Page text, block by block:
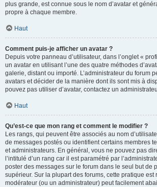
plus grande, est connue sous le nom d’avatar et
propre à chaque membre.
Haut
Comment puis-je afficher un avatar ?
Depuis votre panneau d’utilisateur, dans l’onglet «
un avatar en utilisant l’une des quatre méthodes
galerie, distant ou importé. L’administrateur du forum
avatars et décider de la manière dont ils sont mis à
pouvez pas utiliser d’avatar, contactez un
Haut
Qu’est-ce que mon rang et comment le modifier ?
Les rangs, qui peuvent être associés au nom
de messages postés ou identifient certains membres
et administrateurs. En général, vous ne pouvez pas
l’intitulé d’un rang car il est paramétré par
poster des messages sur le forum dans le seul but de
supérieur. Sur la plupart des forums, cette pratique est
modérateur (ou un administrateur) peut facilement